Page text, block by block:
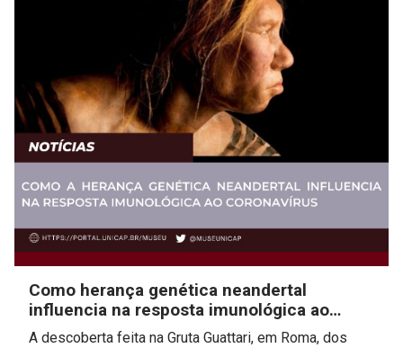
Como herança genética neandertal
influencia na resposta imunológica ao
coronavírus
A descoberta feita na Gruta Guattari, em Roma, dos